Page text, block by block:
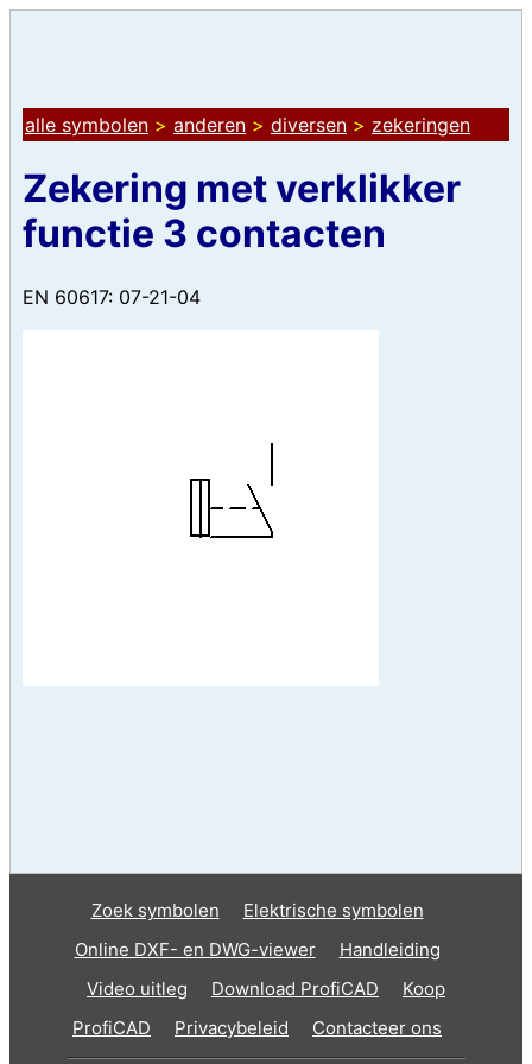
alle symbolen > anderen > diversen > zekeringen
Zekering met verklikker
functie 3 contacten
EN 60617: 07-21-04
Zoek symbolen
Elektrische symbolen
Online DXF- en DWG-viewer
Handleiding
Video uitleg
Download ProfiCAD
Koop
ProfiCAD
Privacybeleid Contacteer ons